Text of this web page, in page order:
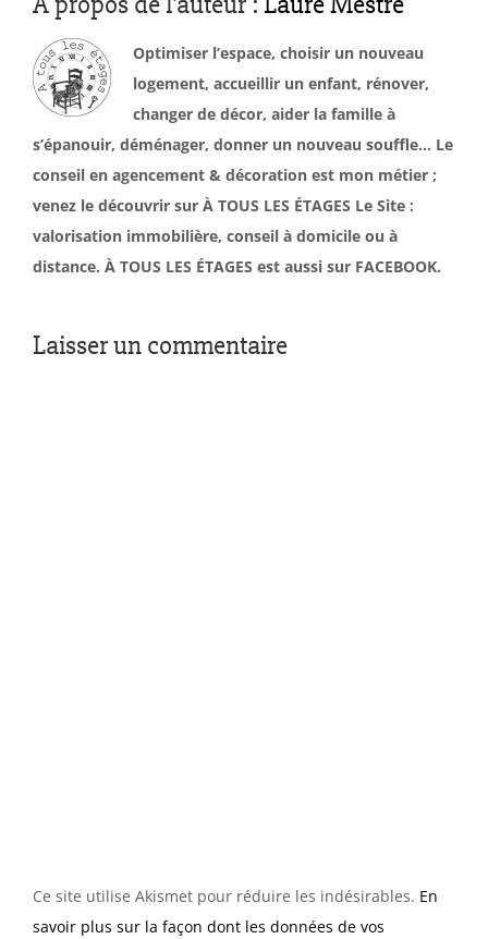
Optimiser l’espace, choisir un nouveau
logement, accueillir un enfant, rénover,
changer de décor, aider la famille à
s’épanouir, déménager, donner un nouveau souffle… Le
conseil en agencement & décoration est mon métier ;
venez le découvrir sur À TOUS LES ÉTAGES Le Site :
valorisation immobilière, conseil à domicile ou à
distance. À TOUS LES ÉTAGES est aussi sur FACEBOOK.
Laisser un commentaire
Ce site utilise Akismet pour réduire les indésirables. En
savoir plus sur la façon dont les données de vos